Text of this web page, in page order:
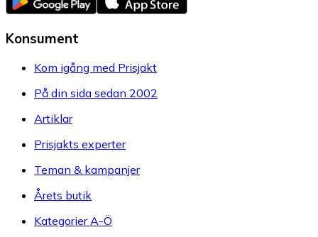
Konsument
Kom igång med Prisjakt
På din sida sedan 2002
Artiklar
Prisjakts experter
Teman & kampanjer
Årets butik
Kategorier A-Ö